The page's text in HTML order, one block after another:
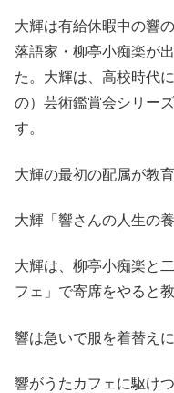
大輝は有給休暇中の響
落語家・柳亭小痴楽が
た。大輝は、高校時代
の）芸術鑑賞会シリー
す。
大輝の最初の配属が教
大輝 「響さんの人生の
大輝は、柳亭小痴楽と
フェ」で寄席をやると教
響は急いで服を着替えに
響がうたカフェに駆け